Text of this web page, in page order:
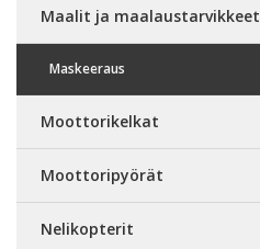
Maalit ja maalaustarvikkeet
Maskeeraus
Moottorikelkat
Moottoripyörät
Nelikopterit